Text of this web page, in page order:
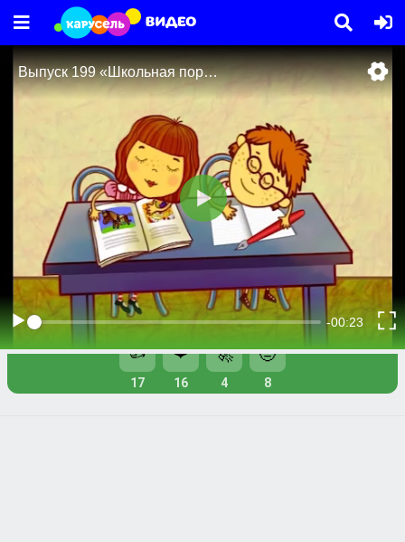
Видео Выпуск 199 «Школьная пора». Видео 3
Выпуск 199 «Школьная пора». Видео 3
👍
17
❤️
16
🚀
4
🤨
8